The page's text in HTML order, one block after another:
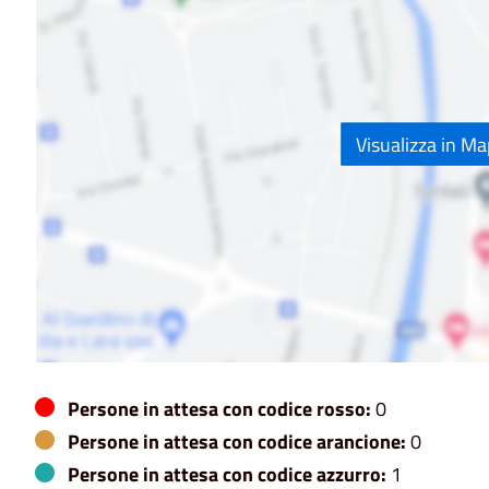
Visualizza in
Persone in attesa con codice rosso:0
Persone in attesa con codice arancione:0
Persone in attesa con codice azzurro: 1